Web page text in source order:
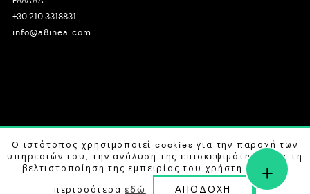
+30 210 3318831
info@a8inea.com
COPYRIGHT © 2026 αθηΝΕΑ, ALL RIGHTS RESERVED.
DESIGN BY G DESIGN STUDIO. DEVELOPED BYB LABS
Ο ιστότοπος χρησιμοποιεί cookies για την παροχή των
υπηρεσιών του, την ανάλυση της επισκεψιμότητας και τη
βελτιστοποίηση της εμπειρίας του χρήστη. Μάθετε
περισσότεραεδώ ΑΠΟΔΟΧΗ
+